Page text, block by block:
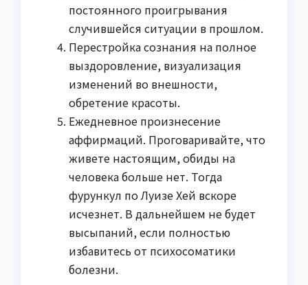
постоянного проигрывания
случившейся ситуации в прошлом.
Перестройка сознания на полное
выздоровление, визуализация
изменений во внешности,
обретение красоты.
Ежедневное произнесение
аффирмаций. Проговаривайте, что
живете настоящим, обиды на
человека больше нет. Тогда
фурункул по Луизе Хей вскоре
исчезнет. В дальнейшем не будет
высыпаний, если полностью
избавитесь от психосоматики
болезни.